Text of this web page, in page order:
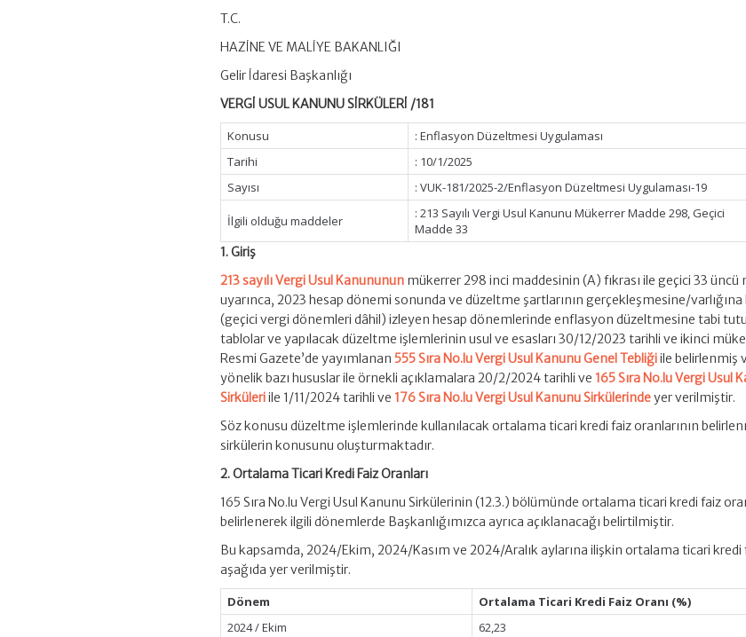
T.C.
HAZİNE VE MALİYE BAKANLIĞI
Gelir İdaresi Başkanlığı
VERGİ USUL KANUNU SİRKÜLERİ /181
Konusu
: Enflasyon Düzeltmesi Uygulaması
Tarihi
: 10/1/2025
Sayısı
: VUK-181/2025-2/Enflasyon Düzeltmesi Uygulaması-19
İlgili olduğu maddeler
: 213 Sayılı Vergi Usul Kanunu Mükerrer Madde 298, Geçici
Madde 33
1. Giriş
213 sayılı Vergi Usul Kanununun mükerrer 298 inci maddesinin (A) fıkrası ile geçici 33 üncü
uyarınca, 2023 hesap dönemi sonunda ve düzeltme şartlarının gerçekleşmesine/varlığına
(geçici vergi dönemleri dâhil) izleyen hesap dönemlerinde enflasyon düzeltmesine tabi
tablolar ve yapılacak düzeltme işlemlerinin usul ve esasları 30/12/2023 tarihli ve ikinci
Resmi Gazete’de yayımlanan 555 Sıra No.lu Vergi Usul Kanunu Genel Tebliğiile belirlenmiş
yönelik bazı hususlar ile örnekli açıklamalara 20/2/2024 tarihli ve165 Sıra No.lu Vergi Usul
Sirküleriile 1/11/2024 tarihli ve176 Sıra No.lu Vergi Usul Kanunu Sirkülerindeyer verilmiştir.
Söz konusu düzeltme işlemlerinde kullanılacak ortalama ticari kredi faiz oranlarının
sirkülerin konusunu oluşturmaktadır.
2. Ortalama Ticari Kredi Faiz Oranları
165 Sıra No.lu Vergi Usul Kanunu Sirkülerinin (12.3.) bölümünde ortalama ticari kredi faiz
belirlenerek ilgili dönemlerde Başkanlığımızca ayrıca açıklanacağı belirtilmiştir.
Bu kapsamda, 2024/Ekim, 2024/Kasım ve 2024/Aralık aylarına ilişkin ortalama ticari kredi
aşağıda yer verilmiştir.
Dönem
Ortalama Ticari Kredi Faiz Oranı (%)
2024 / Ekim
62,23